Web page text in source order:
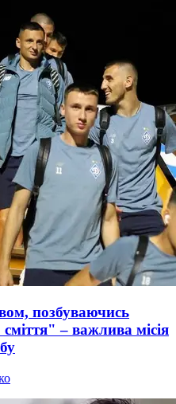
позбуваючись
– важлива місія